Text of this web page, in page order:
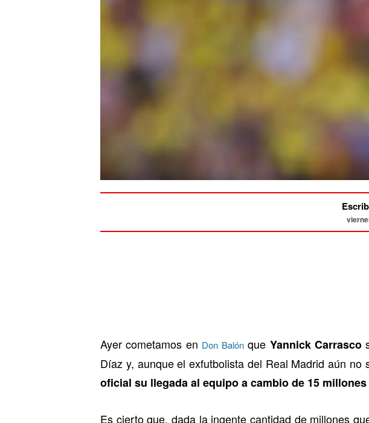
Ayer cometamos en Don Balónque Yannick Carrasco
Díaz y, aunque el exfutbolista del Real Madrid aún
oficial su llegada al equipo a cambio de 15
Es cierto que, dada la ingente cantidad de millones